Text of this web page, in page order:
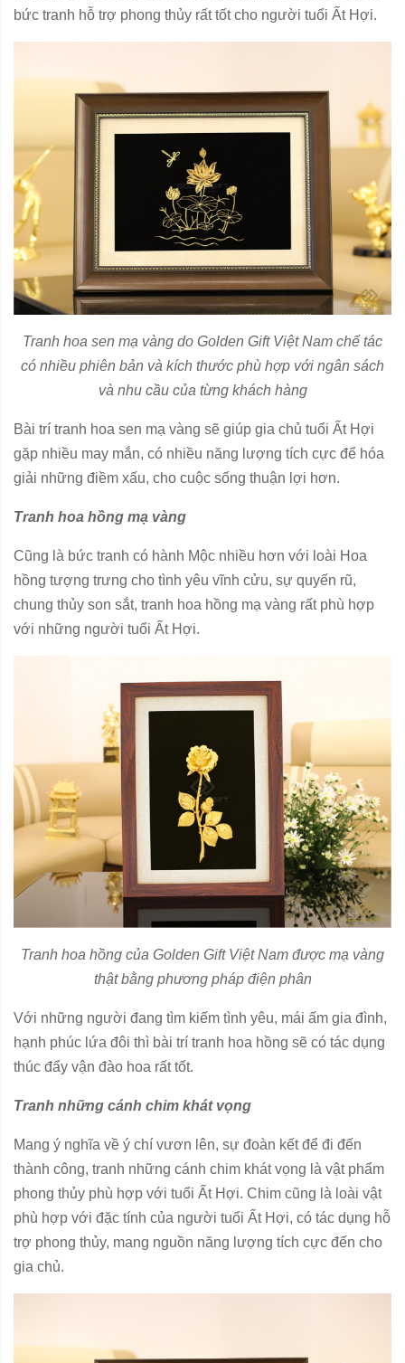
bức tranh hỗ trợ phong thủy rất tốt cho người tuổi Ất Hợi.
Tranh hoa sen mạ vàng do Golden Gift Việt Nam chế tác
có nhiều phiên bản và kích thước phù hợp với ngân sách
và nhu cầu của từng khách hàng
Bài trí tranh hoa sen mạ vàng sẽ giúp gia chủ tuổi Ất Hợi
gặp nhiều may mắn, có nhiều năng lượng tích cực để hóa
giải những điềm xấu, cho cuộc sống thuận lợi hơn.
Tranh hoa hồng mạ vàng
Cũng là bức tranh có hành Mộc nhiều hơn với loài Hoa
hồng tượng trưng cho tình yêu vĩnh cửu, sự quyến rũ,
chung thủy son sắt, tranh hoa hồng mạ vàng rất phù hợp
với những người tuổi Ất Hợi.
Tranh hoa hồng của Golden Gift Việt Nam được mạ vàng
thật bằng phương pháp điện phân
Với những người đang tìm kiếm tình yêu, mái ấm gia đình,
hạnh phúc lứa đôi thì bài trí tranh hoa hồng sẽ có tác dụng
thúc đẩy vận đào hoa rất tốt.
Tranh những cánh chim khát vọng
Mang ý nghĩa về ý chí vươn lên, sự đoàn kết để đi đến
thành công, tranh những cánh chim khát vọng là vật phẩm
phong thủy phù hợp với tuổi Ất Hợi. Chim cũng là loài vật
phù hợp với đặc tính của người tuổi Ất Hợi, có tác dụng hỗ
trợ phong thủy, mang nguồn năng lượng tích cực đến cho
gia chủ.